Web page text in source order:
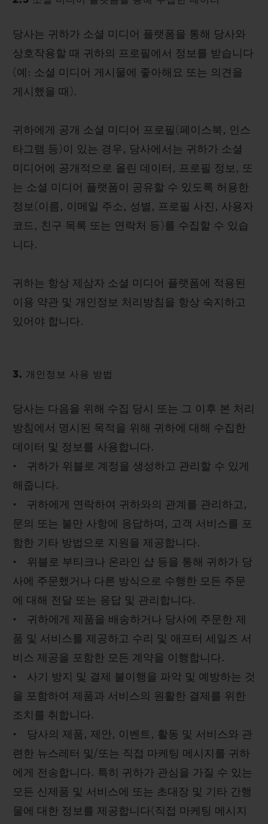
당사는 귀하가 소셜 미디어 플랫폼을 통해 당사와
상호작용할 때 귀하의 프로필에서 정보를 받습니다
(예: 소셜 미디어 게시물에 좋아해요 또는 의견을
게시했을 때).
귀하에게 공개 소셜 미디어 프로필(페이스북, 인스
타그램 등)이 있는 경우, 당사에서는 귀하가 소셜
미디어에 공개적으로 올린 데이터, 프로필 정보, 또
는 소셜 미디어 플랫폼이 공유할 수 있도록 허용한
정보(이름, 이메일 주소, 성별, 프로필 사진, 사용자
코드, 친구 목록 또는 연락처 등)를 수집할 수 있습
니다.
귀하는 항상 제삼자 소셜 미디어 플랫폼에 적용된
이용 약관 및 개인정보 처리방침을 항상 숙지하고
있어야 합니다.
3. 개인정보 사용 방법
당사는 다음을 위해 수집 당시 또는 그 이후 본 처리
방침에서 명시된 목적을 위해 귀하에 대해 수집한
데이터 및 정보를 사용합니다.
• 귀하가 위블로 계정을 생성하고 관리할 수 있게
해줍니다.
• 귀하에게 연락하여 귀하와의 관계를 관리하고,
문의 또는 불만 사항에 응답하며, 고객 서비스를 포
함한 기타 방법으로 지원을 제공합니다.
• 위블로 부티크나 온라인 샵 등을 통해 귀하가 당
사에 주문했거나 다른 방식으로 수행한 모든 주문
에 대해 전달 또는 응답 및 관리합니다.
• 귀하에게 제품을 배송하거나 당사에 주문한 제
품 및 서비스를 제공하고 수리 및 애프터 세일즈 서
비스 제공을 포함한 모든 계약을 이행합니다.
• 사기 방지 및 결제 불이행을 파악 및 예방하는 것
을 포함하여 제품과 서비스의 원활한 결제를 위한
조치를 취합니다.
• 당사의 제품, 제안, 이벤트, 활동 및 서비스와 관
련한 뉴스레터 및/또는 직접 마케팅 메시지를 귀하
에게 전송합니다. 특히 귀하가 관심을 가질 수 있는
모든 신제품 및 서비스에 또는 초대장 및 기타 간행
물에 대한 정보를 제공합니다(직접 마케팅 메시지